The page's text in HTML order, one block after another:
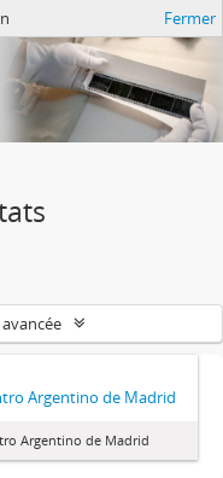
Fermer
Argentino de Madrid
Argentino de Madrid